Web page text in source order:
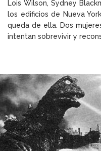
Lois Wilson, Sydney
los edificios de Nueva
queda de ella. Dos
intentan sobrevivir y